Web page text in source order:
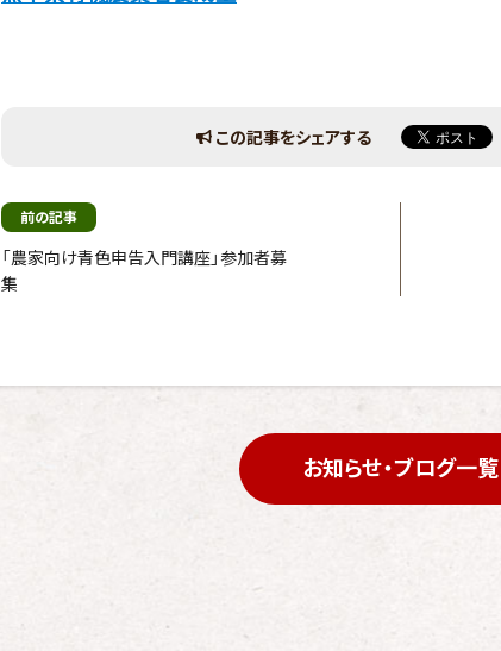
この記事をシェアする
前の記事
「農家向け青色申告入門講座」参加者募
集
お知らせ・ブログ一覧